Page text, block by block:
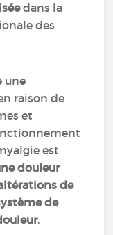
dans la
des
une
raison de
et
est
douleur
de
de
.